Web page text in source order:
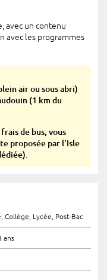
avec un contenu
avec les programmes
air ou sous abri)
(1 km du
de bus, vous
proposée par l'Isle
Collège, Lycée, Post-Bac
ans